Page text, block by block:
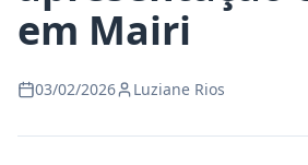
em Mairi
03/02/2026 Luziane Rios